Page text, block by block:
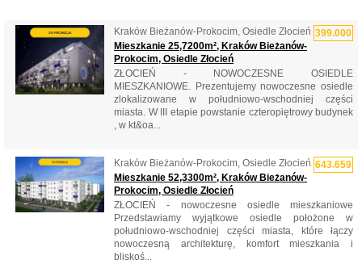
399.000
Kraków Bieżanów-Prokocim, Osiedle Złocień
Mieszkanie 25,7200m², Kraków Bieżanów-
Prokocim, Osiedle Złocień
ZŁOCIEŃ - NOWOCZESNE OSIEDLE
MIESZKANIOWE. Prezentujemy nowoczesne osiedle
zlokalizowane w południowo-wschodniej części
miasta. W III etapie powstanie czteropiętrowy budynek
, w kt&oa...
643.659
Kraków Bieżanów-Prokocim, Osiedle Złocień
Mieszkanie 52,3300m², Kraków Bieżanów-
Prokocim, Osiedle Złocień
ZŁOCIEŃ - nowoczesne osiedle mieszkaniowe
Przedstawiamy wyjątkowe osiedle położone w
południowo-wschodniej części miasta, które łączy
nowoczesną architekturę, komfort mieszkania i
bliskoś...